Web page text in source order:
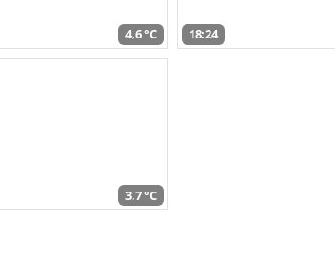
4,6 °C 18:24
3,7 °C